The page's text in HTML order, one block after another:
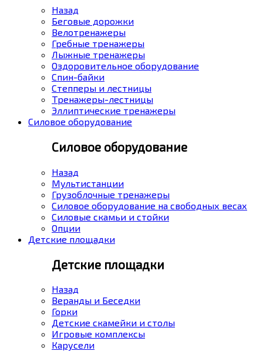
Назад
Беговые дорожки
Велотренажеры
Гребные тренажеры
Лыжные тренажеры
Оздоровительное оборудование
Спин-байки
Степперы и лестницы
Тренажеры-лестницы
Эллиптические тренажеры
Силовое оборудование
Силовое оборудование
Назад
Мультистанции
Грузоблочные тренажеры
Силовое оборудование на свободных весах
Силовые скамьи и стойки
Опции
Детские площадки
Детские площадки
Назад
Веранды и Беседки
Горки
Детские скамейки и столы
Игровые комплексы
Карусели